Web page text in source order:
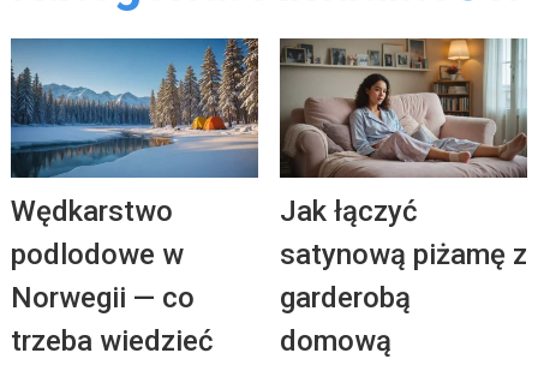
Wędkarstwo
podlodowe w
Norwegii — co
trzeba wiedzieć
Jak łączyć
satynową piżamę z
garderobą
domową